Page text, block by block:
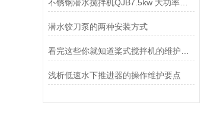
不锈钢潜水搅拌机QJB7.5kw 大功率用于化粪池、养殖场
潜水铰刀泵的两种安装方式
浅析低速水下推进器的操作维护要点